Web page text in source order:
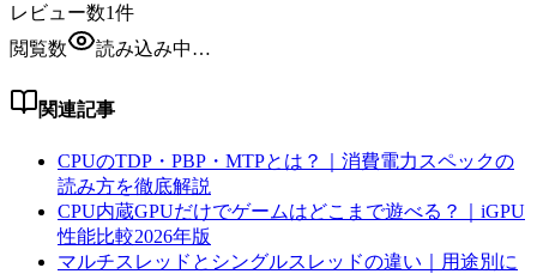
レビュー数1件
閲覧数
読み込み中…
関連記事
CPUのTDP・PBP・MTPとは？｜消費電力スペックの
読み方を徹底解説
CPU内蔵GPUだけでゲームはどこまで遊べる？｜iGPU
性能比較2026年版
マルチスレッドとシングルスレッドの違い｜用途別に